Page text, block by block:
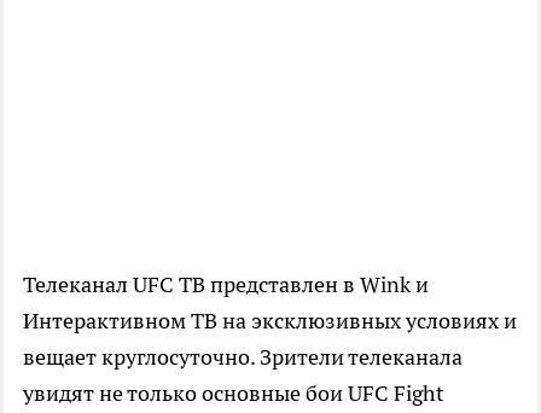
Телеканал UFC ТВ представлен в Wink и
Интерактивном ТВ на эксклюзивных условиях и
вещает круглосуточно. Зрители телеканала
увидят не только основные бои UFC Fight